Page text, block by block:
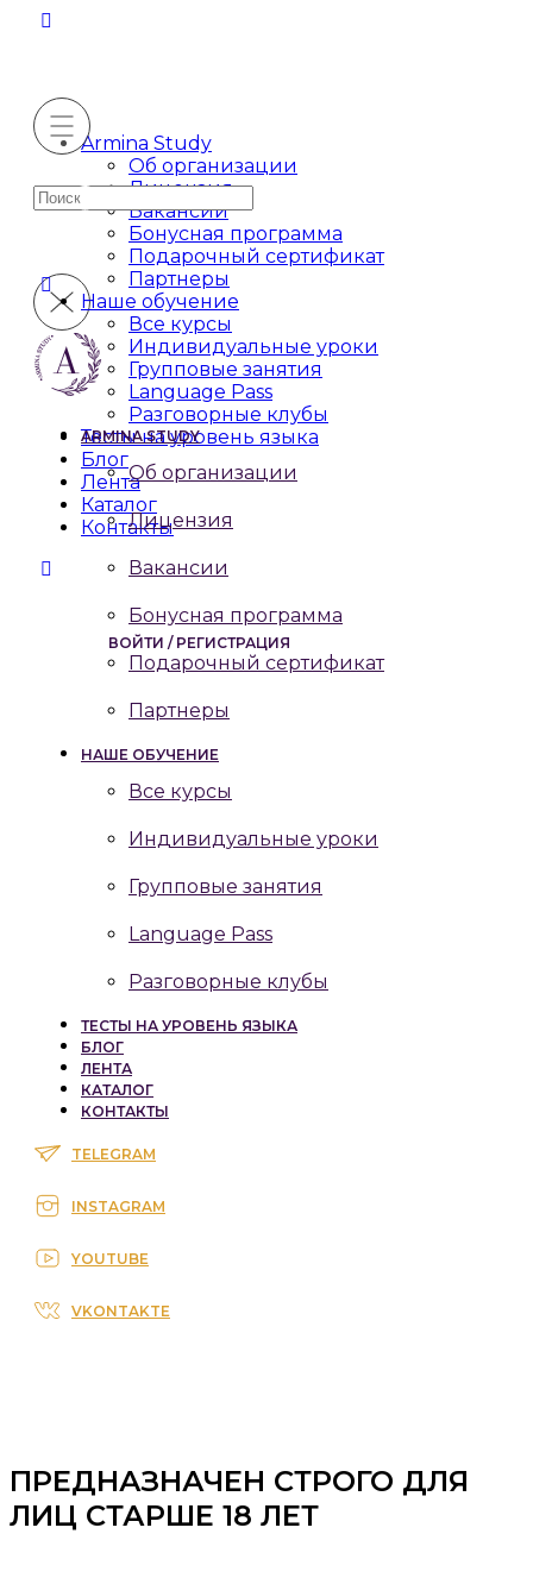
Armina Study
Об организации
Лицензия
Вакансии
Бонусная программа
Подарочный сертификат
Партнеры
Наше обучение
Все курсы
Индивидуальные уроки
Групповые занятия
Language Pass
Разговорные клубы
Тесты на уровень языка
Блог
Лента
Каталог
Контакты
ВОЙТИ / РЕГИСТРАЦИЯ
Искать:
ARMINA STUDY
Об организации
Лицензия
Вакансии
Бонусная программа
Подарочный сертификат
Партнеры
НАШЕ ОБУЧЕНИЕ
Все курсы
Индивидуальные уроки
Групповые занятия
Language Pass
Разговорные клубы
ТЕСТЫ НА УРОВЕНЬ ЯЗЫКА
БЛОГ
ЛЕНТА
КАТАЛОГ
КОНТАКТЫ
TELEGRAM
INSTAGRAM
YOUTUBE
VKONTAKTE
ПРЕДНАЗНАЧЕН СТРОГО ДЛЯ
ЛИЦ СТАРШЕ 18 ЛЕТ